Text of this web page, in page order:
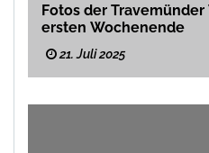
Fotos der
ersten Wochenende
21. Juli 2025